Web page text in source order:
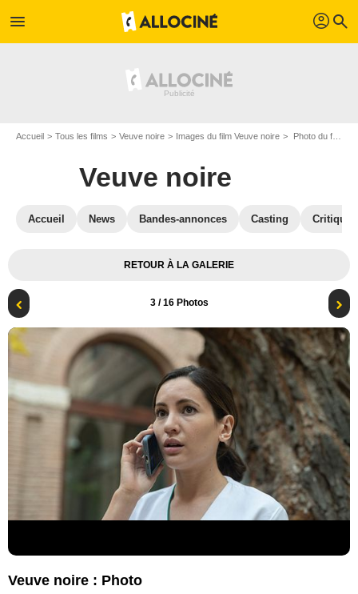
menu profil search
Accueil Tous les films Veuve noire Images du film Veuve noire Photo du film Veuve noire - Photo 3
Veuve noire
Accueil News Bandes-annonces Casting
RETOUR À LA GALERIE
3/ 16 Photos
Veuve noire : Photo